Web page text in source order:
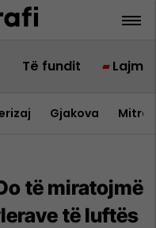
Të fundit Lajme
Gjakova
të miratojmë
të luftës